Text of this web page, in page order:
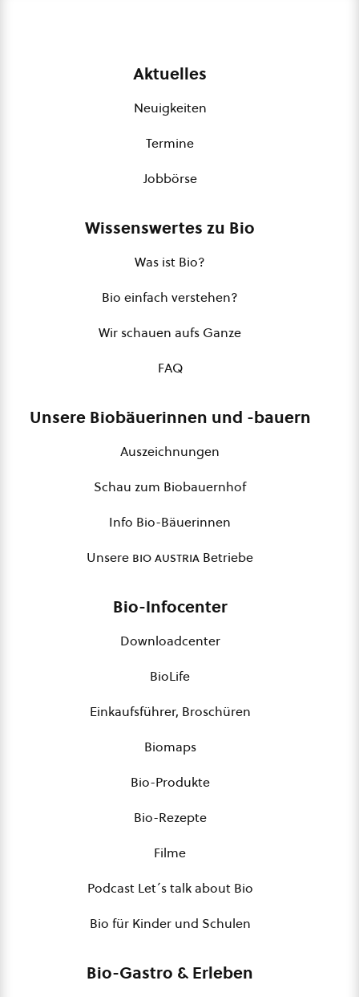
Aktuelles
Neuigkeiten
Termine
Jobbörse
Wissenswertes zu Bio
Was ist Bio?
Bio einfach verstehen?
Wir schauen aufs Ganze
FAQ
Unsere Biobäuerinnen und -bauern
Auszeichnungen
Schau zum Biobauernhof
Info Bio-Bäuerinnen
Unsere bio austria Betriebe
Bio-Infocenter
Downloadcenter
BioLife
Einkaufsführer, Broschüren
Biomaps
Bio-Produkte
Bio-Rezepte
Filme
Podcast Let´s talk about Bio
Bio für Kinder und Schulen
Bio-Gastro & Erleben